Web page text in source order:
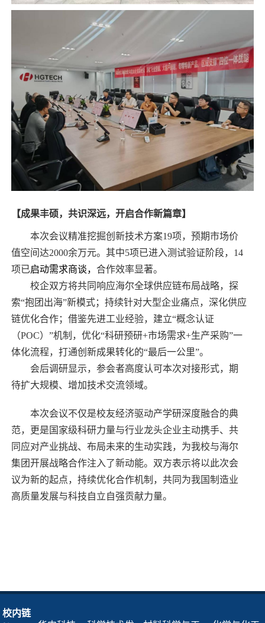
【成果丰硕，共识深远，开启合作新篇章】
本次会议精准挖掘创新技术方案19项，预期市场价
值空间达2000余万元。其中5项已进入测试验证阶段，14
项已启动需求商谈，合作效率显著。
校企双方将共同响应海尔全球供应链布局战略，探
索“抱团出海”新模式；持续针对大型企业痛点，深化供应
链优化合作；借鉴先进工业经验，建立“概念认证
（POC）”机制，优化“科研预研+市场需求+生产采购”一
体化流程，打通创新成果转化的“最后一公里”。
会后调研显示，参会者高度认可本次对接形式，期
待扩大规模、增加技术交流领域。
本次会议不仅是校友经济驱动产学研深度融合的典
范，更是国家级科研力量与行业龙头企业主动携手、共
同应对产业挑战、布局未来的生动实践，为我校与海尔
集团开展战略合作注入了新动能。双方表示将以此次会
议为新的起点，持续优化合作机制，共同为我国制造业
高质量发展与科技自立自强贡献力量。
校内链